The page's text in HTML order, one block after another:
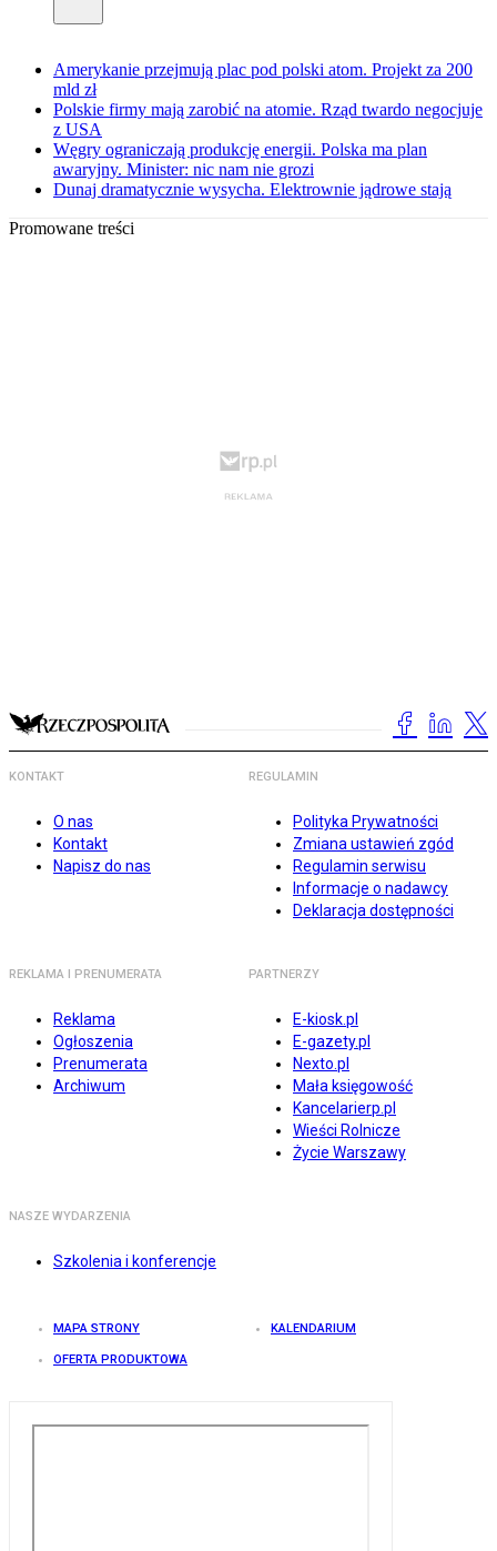
Amerykanie przejmują plac pod polski atom. Projekt za 200
mld zł
Polskie firmy mają zarobić na atomie. Rząd twardo negocjuje
z USA
Węgry ograniczają produkcję energii. Polska ma plan
awaryjny. Minister: nic nam nie grozi
Dunaj dramatycznie wysycha. Elektrownie jądrowe stają
Promowane treści
KONTAKT
O nas
Kontakt
Napisz do nas
REGULAMIN
Polityka Prywatności
Zmiana ustawień zgód
Regulamin serwisu
Informacje o nadawcy
Deklaracja dostępności
REKLAMA I PRENUMERATA
Reklama
Ogłoszenia
Prenumerata
Archiwum
PARTNERZY
E-kiosk.pl
E-gazety.pl
Nexto.pl
Mała księgowość
Kancelarierp.pl
Wieści Rolnicze
Życie Warszawy
NASZE WYDARZENIA
Szkolenia i konferencje
MAPA STRONY KALENDARIUM
OFERTA PRODUKTOWA